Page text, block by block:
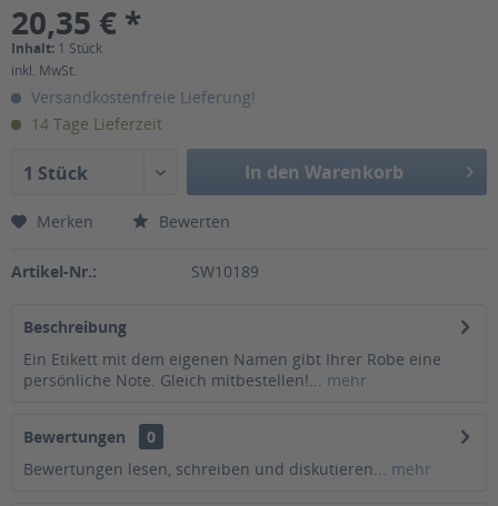
20,35 € *
Inhalt: 1 Stück
inkl. MwSt.
Versandkostenfreie Lieferung!
14 Tage Lieferzeit
1 Stück In den Warenkorb
Merken Bewerten
Artikel-Nr.: SW10189
Beschreibung
Ein Etikett mit dem eigenen Namen gibt Ihrer Robe eine
persönliche Note. Gleich mitbestellen!... mehr
Bewertungen
0
Bewertungen lesen, schreiben und diskutieren... mehr